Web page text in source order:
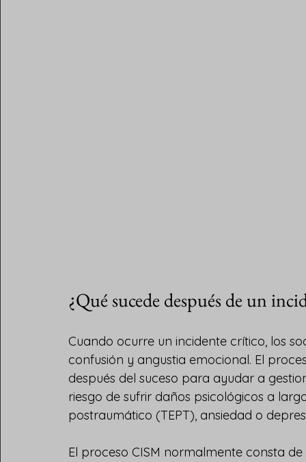
¿Qué sucede después de un
Cuando ocurre un incidente crítico, los
confusión y angustia emocional. El
después del suceso para ayudar a
riesgo de sufrir daños psicológicos a
postraumático (TEPT), ansiedad o
El proceso CISM normalmente consta